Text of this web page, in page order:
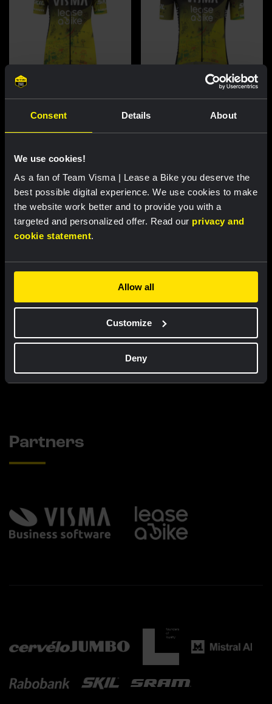
Consent Details About
We use cookies!
As a fan of Team Visma | Lease a Bike you deserve the
best possible digital experience. We use cookies to make
the website work better and to provide you with a
targeted and personalized offer. Read our privacy and
cookie statement.
Allow all
Customize
Deny
Wielershirt vrouwen - Dream
€ 85,00
Nieuw
Wielershirt mannen - Dream like
€ 60,00
Nieuw
Lease a Bike
€ 25,00
Partners